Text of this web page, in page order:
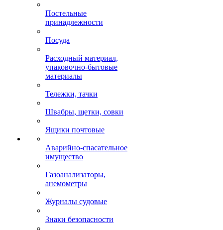
Постельные
принадлежности
Посуда
Расходный материал,
упаковочно-бытовые
материалы
Тележки, тачки
Швабры, щетки, совки
Ящики почтовые
Аварийно-спасательное
имущество
Газоанализаторы,
анемометры
Журналы судовые
Знаки безопасности